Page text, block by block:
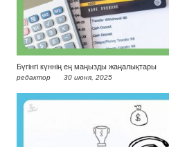
Бүгінгі күннің ең маңызды жаңалықтары
редактор 30 июня, 2025